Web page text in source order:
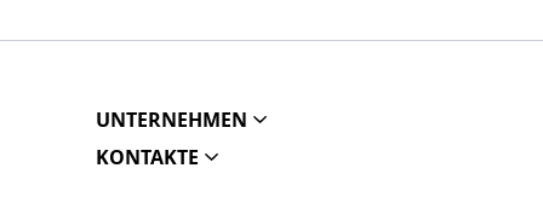
UNTERNEHMEN
KONTAKTE